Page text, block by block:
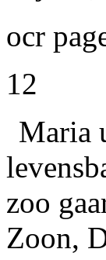
ocr
12
Maria
zoo
Zoon,